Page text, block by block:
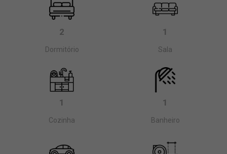
2
Dormitório
1
Sala
1
Cozinha
1
Banheiro